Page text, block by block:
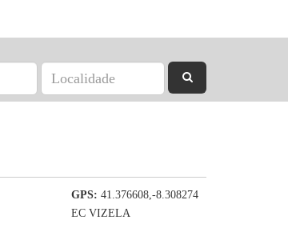
GPS: 41.376608,-8.308274
EC VIZELA